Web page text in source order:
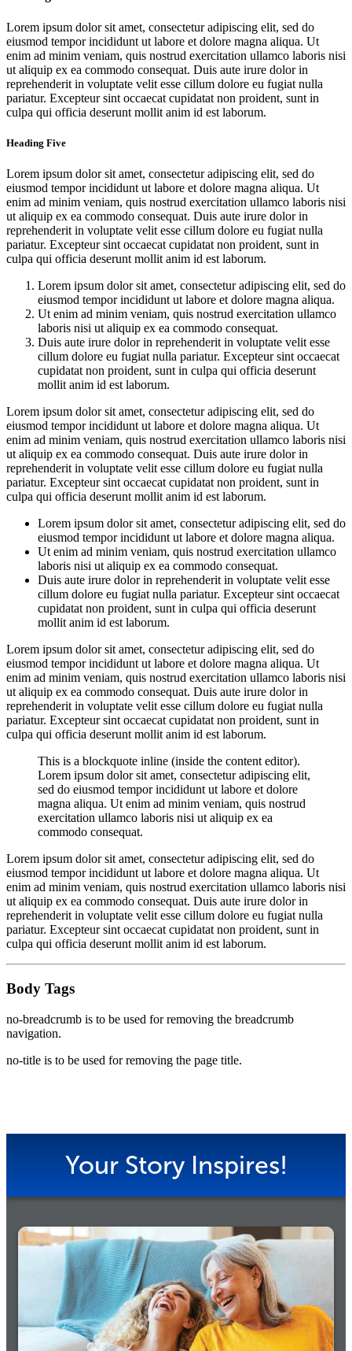
Lorem ipsum dolor sit amet, consectetur adipiscing elit, sed do
eiusmod tempor incididunt ut labore et dolore magna aliqua. Ut
enim ad minim veniam, quis nostrud exercitation ullamco laboris nisi
ut aliquip ex ea commodo consequat. Duis aute irure dolor in
reprehenderit in voluptate velit esse cillum dolore eu fugiat nulla
pariatur. Excepteur sint occaecat cupidatat non proident, sunt in
culpa qui officia deserunt mollit anim id est laborum.
Heading Five
Lorem ipsum dolor sit amet, consectetur adipiscing elit, sed do
eiusmod tempor incididunt ut labore et dolore magna aliqua. Ut
enim ad minim veniam, quis nostrud exercitation ullamco laboris nisi
ut aliquip ex ea commodo consequat. Duis aute irure dolor in
reprehenderit in voluptate velit esse cillum dolore eu fugiat nulla
pariatur. Excepteur sint occaecat cupidatat non proident, sunt in
culpa qui officia deserunt mollit anim id est laborum.
Lorem ipsum dolor sit amet, consectetur adipiscing elit, sed do
eiusmod tempor incididunt ut labore et dolore magna aliqua.
Ut enim ad minim veniam, quis nostrud exercitation ullamco
laboris nisi ut aliquip ex ea commodo consequat.
Duis aute irure dolor in reprehenderit in voluptate velit esse
cillum dolore eu fugiat nulla pariatur. Excepteur sint occaecat
cupidatat non proident, sunt in culpa qui officia deserunt
mollit anim id est laborum.
Lorem ipsum dolor sit amet, consectetur adipiscing elit, sed do
eiusmod tempor incididunt ut labore et dolore magna aliqua. Ut
enim ad minim veniam, quis nostrud exercitation ullamco laboris nisi
ut aliquip ex ea commodo consequat. Duis aute irure dolor in
reprehenderit in voluptate velit esse cillum dolore eu fugiat nulla
pariatur. Excepteur sint occaecat cupidatat non proident, sunt in
culpa qui officia deserunt mollit anim id est laborum.
Lorem ipsum dolor sit amet, consectetur adipiscing elit, sed do
eiusmod tempor incididunt ut labore et dolore magna aliqua.
Ut enim ad minim veniam, quis nostrud exercitation ullamco
laboris nisi ut aliquip ex ea commodo consequat.
Duis aute irure dolor in reprehenderit in voluptate velit esse
cillum dolore eu fugiat nulla pariatur. Excepteur sint occaecat
cupidatat non proident, sunt in culpa qui officia deserunt
mollit anim id est laborum.
Lorem ipsum dolor sit amet, consectetur adipiscing elit, sed do
eiusmod tempor incididunt ut labore et dolore magna aliqua. Ut
enim ad minim veniam, quis nostrud exercitation ullamco laboris nisi
ut aliquip ex ea commodo consequat. Duis aute irure dolor in
reprehenderit in voluptate velit esse cillum dolore eu fugiat nulla
pariatur. Excepteur sint occaecat cupidatat non proident, sunt in
culpa qui officia deserunt mollit anim id est laborum.
This is a blockquote inline (inside the content editor).
Lorem ipsum dolor sit amet, consectetur adipiscing elit,
sed do eiusmod tempor incididunt ut labore et dolore
magna aliqua. Ut enim ad minim veniam, quis nostrud
exercitation ullamco laboris nisi ut aliquip ex ea
commodo consequat.
Lorem ipsum dolor sit amet, consectetur adipiscing elit, sed do
eiusmod tempor incididunt ut labore et dolore magna aliqua. Ut
enim ad minim veniam, quis nostrud exercitation ullamco laboris nisi
ut aliquip ex ea commodo consequat. Duis aute irure dolor in
reprehenderit in voluptate velit esse cillum dolore eu fugiat nulla
pariatur. Excepteur sint occaecat cupidatat non proident, sunt in
culpa qui officia deserunt mollit anim id est laborum.
Body Tags
no-breadcrumb is to be used for removing the breadcrumb
navigation.
no-title is to be used for removing the page title.